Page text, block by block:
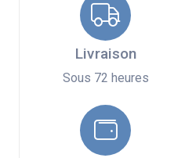
Livraison
Sous 72 heures